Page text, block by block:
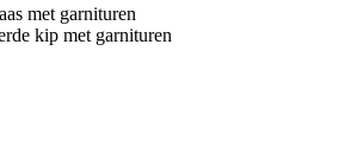
met garnituren
kip met garnituren